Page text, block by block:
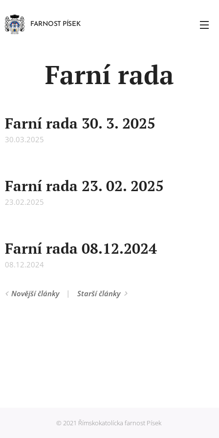
FARNOST PÍSEK
Farní rada
Farní rada 30. 3. 2025
30.03.2025
Farní rada 23. 02. 2025
23.02.2025
Farní rada 08.12.2024
08.12.2024
Novější články Starší články
© 2021 Římskokatolícka farnost Písek